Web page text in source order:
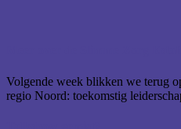
Volgende week blikken we terug
regio Noord: toekomstig